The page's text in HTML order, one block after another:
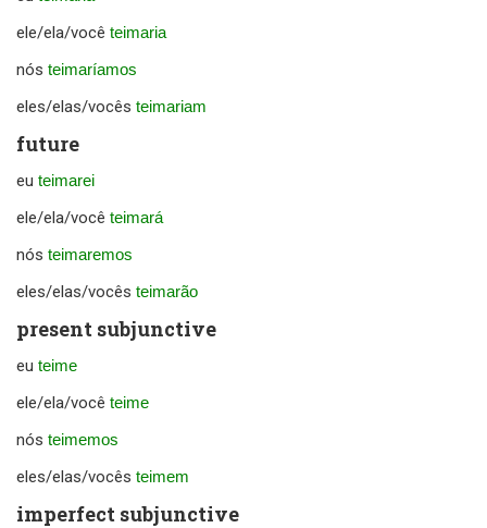
ele/ela/você teimaria
nós teimaríamos
eles/elas/vocês teimariam
future
eu teimarei
ele/ela/você teimará
nós teimaremos
eles/elas/vocês teimarão
present subjunctive
eu teime
ele/ela/você teime
nós teimemos
eles/elas/vocês teimem
imperfect subjunctive